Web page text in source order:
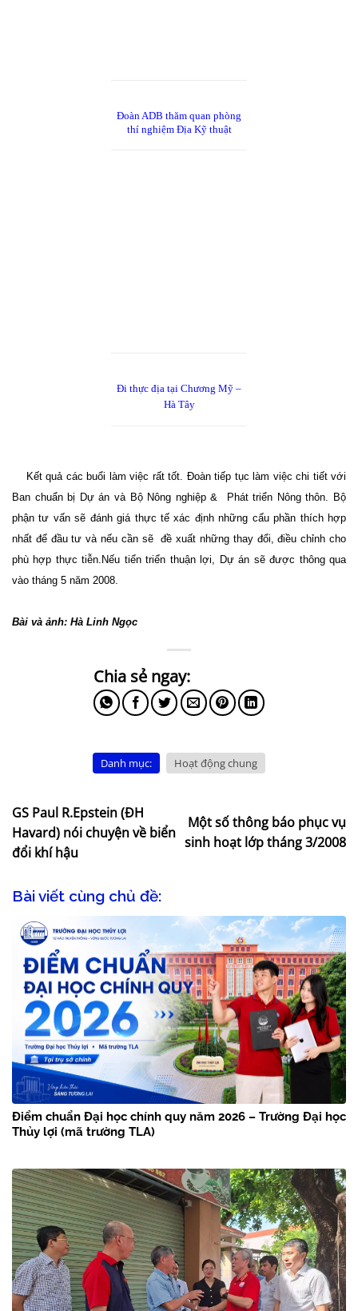
Đoàn ADB thăm quan phòng
thí nghiệm Địa Kỹ thuật
Đi thực địa tại Chương Mỹ –
Hà Tây
Kết quả các buổi làm việc rất tốt. Đoàn tiếp tục làm việc chi tiết với
Ban chuẩn bị Dự án và Bộ Nông nghiệp & Phát triển Nông thôn. Bộ
phận tư vấn sẽ đánh giá thực tế xác định những cấu phần thích hợp
nhất để đầu tư và nếu cần sẽ
đề xuất những thay đổi, điều chỉnh cho
phù hợp thực tiễn.Nếu tiển triển thuận lợi, Dự án sẽ được thông qua
vào tháng 5 năm 2008.
Bài và ảnh: Hà Linh Ngọc
Danh mục: Hoạt động chung
GS Paul R.Epstein (ĐH
Havard) nói chuyện về biển
đổi khí hậu
Một số thông báo phục vụ
sinh hoạt lớp tháng 3/2008
Bài viết cùng chủ đề:
Điểm chuẩn Đại học chính quy năm 2026 – Trường Đại học
Thủy lợi (mã trường TLA)